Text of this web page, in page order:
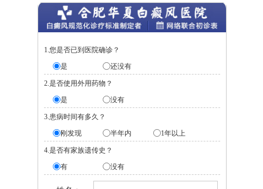
1.您是否已到医院确诊？
是
还没有
2.是否使用外用药物？
是
没有
3.患病时间有多久？
刚发现
半年内 1年以上
4.是否有家族遗传史？
有
没有